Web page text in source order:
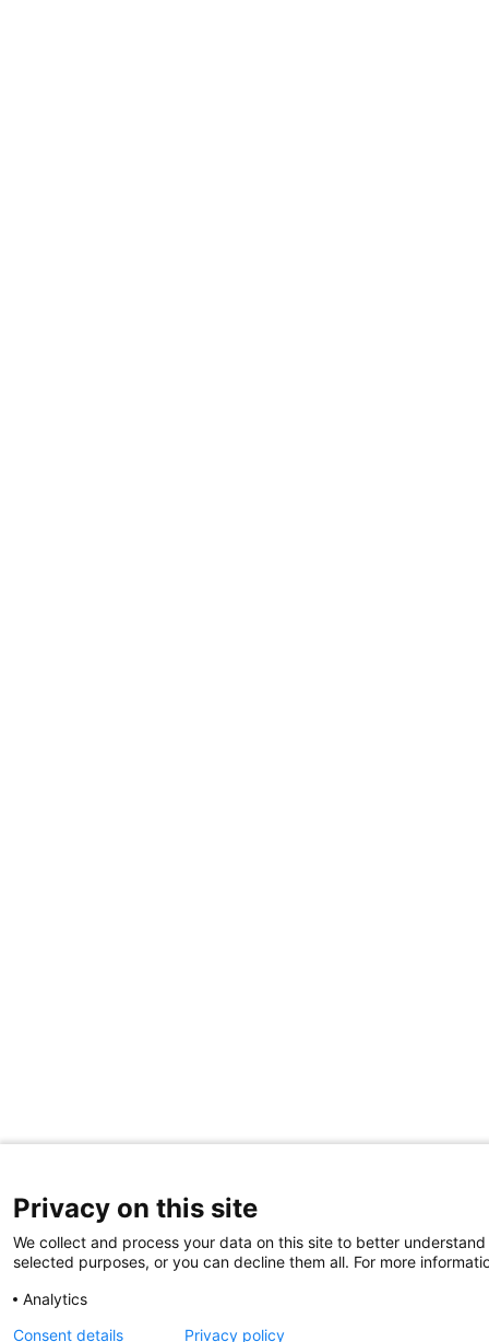
Privacy on this site
We collect and process your data on this site to better
selected purposes, or you can decline them all. For more
Analytics
Consent details
Privacy policy